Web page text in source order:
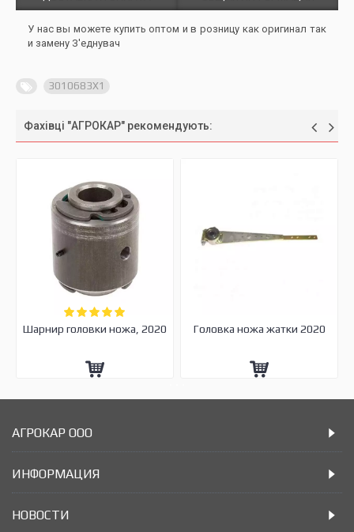
У нас вы можете купить оптом и в розницу как оригинал так
и замену З'еднувач
3010683X1
Фахівці "АГРОКАР" рекомендують:
Шарнир головки ножа, 2020 Головка ножа жатки 2020
АГРОКАР ООО
ИНФОРМАЦИЯ
НОВОСТИ